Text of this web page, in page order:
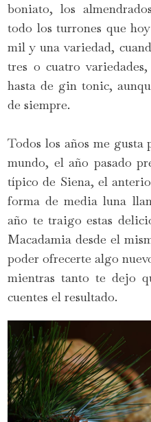
boniato, los
todo los turrones que
mil y una variedad,
tres o cuatro
hasta de gin tonic,
de siempre.
Todos los años me
mundo, el año pasado
típico de Siena, el
forma de media luna
año te traigo estas
Macadamia desde el
poder ofrecerte algo
mientras tanto te dejo
cuentes el resultado.